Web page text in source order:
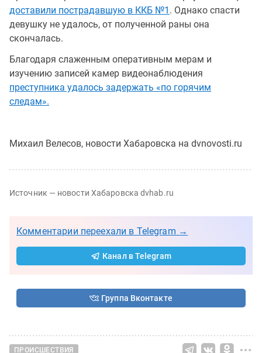
доставили пострадавшую в ККБ №1 . Однако спасти
девушку не удалось, от полученной раны она
скончалась.
Благодаря слаженным оперативным мерам и
изучению записей камер видеонаблюдения
преступника удалось задержать «по горячим
следам».
Михаил Велесов, новости Хабаровска на dvnovosti.ru
Источник — новости Хабаровска dvhab.ru
Комментарии переехали в Telegram →
Канал в Telegram
Группа Вконтакте
ПРОИСШЕСТВИЯ